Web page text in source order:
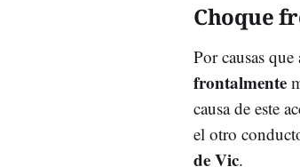
Choque
Por causas
frontalmente
causa de este
el otro
de Vic.